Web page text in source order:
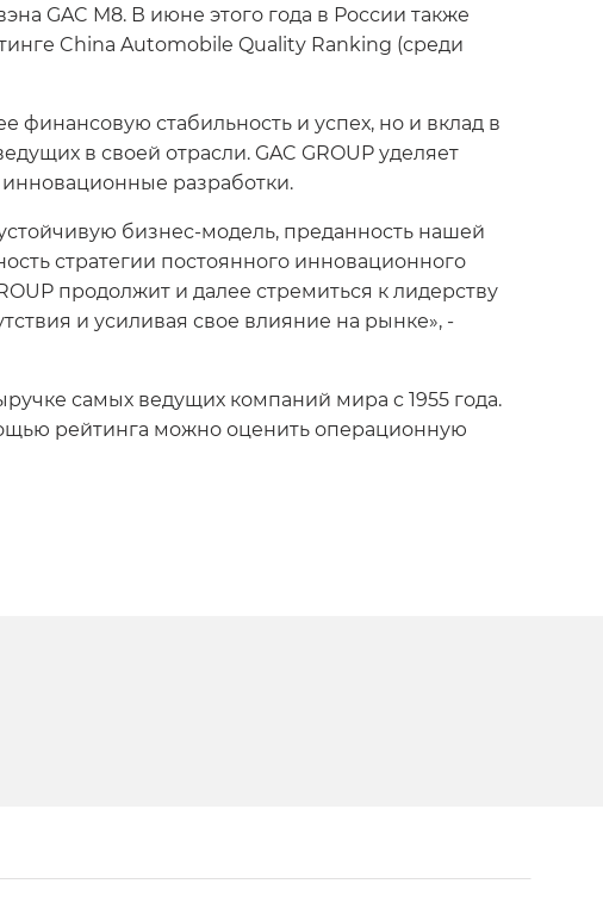
GAC M8. В июне этого года в России также
China Automobile Quality Ranking (среди
финансовую стабильность и успех, но и вклад в
в своей отрасли. GAC GROUP уделяет
разработки.
бизнес-модель, преданность нашей
стратегии постоянного инновационного
продолжит и далее стремиться к лидерству
и усиливая свое влияние на рынке», -
самых ведущих компаний мира c 1955 года.
рейтинга можно оценить операционную